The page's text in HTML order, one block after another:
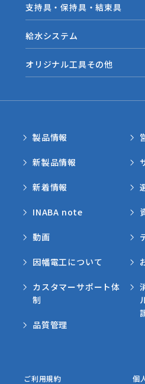
支持具・保持具・結束具
給水システム
オリジナル工具その他
製品情報
新製品情報
新着情報
INABA note
動画
因幡電工について
カスタマーサポート体
制
品質管理
ご利用規約 個